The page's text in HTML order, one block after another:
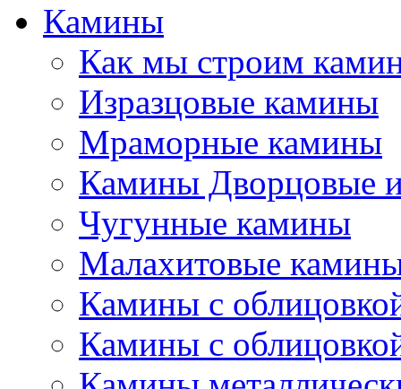
Камины
Как мы строим
Изразцовые камины
Мраморные камины
Камины Дворцовые
Чугунные камины
Малахитовые
Камины с
Камины с